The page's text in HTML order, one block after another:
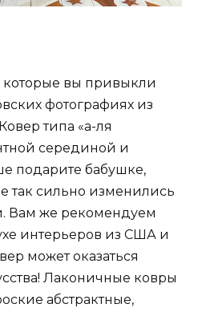
которые вы привыкли
фотографиях из
типа «а-ля
серединой и
подарите бабушке,
так сильно изменились
Вам же рекомендуем
интерьеров из США и
может оказаться
Лаконичные ковры
абстрактные,